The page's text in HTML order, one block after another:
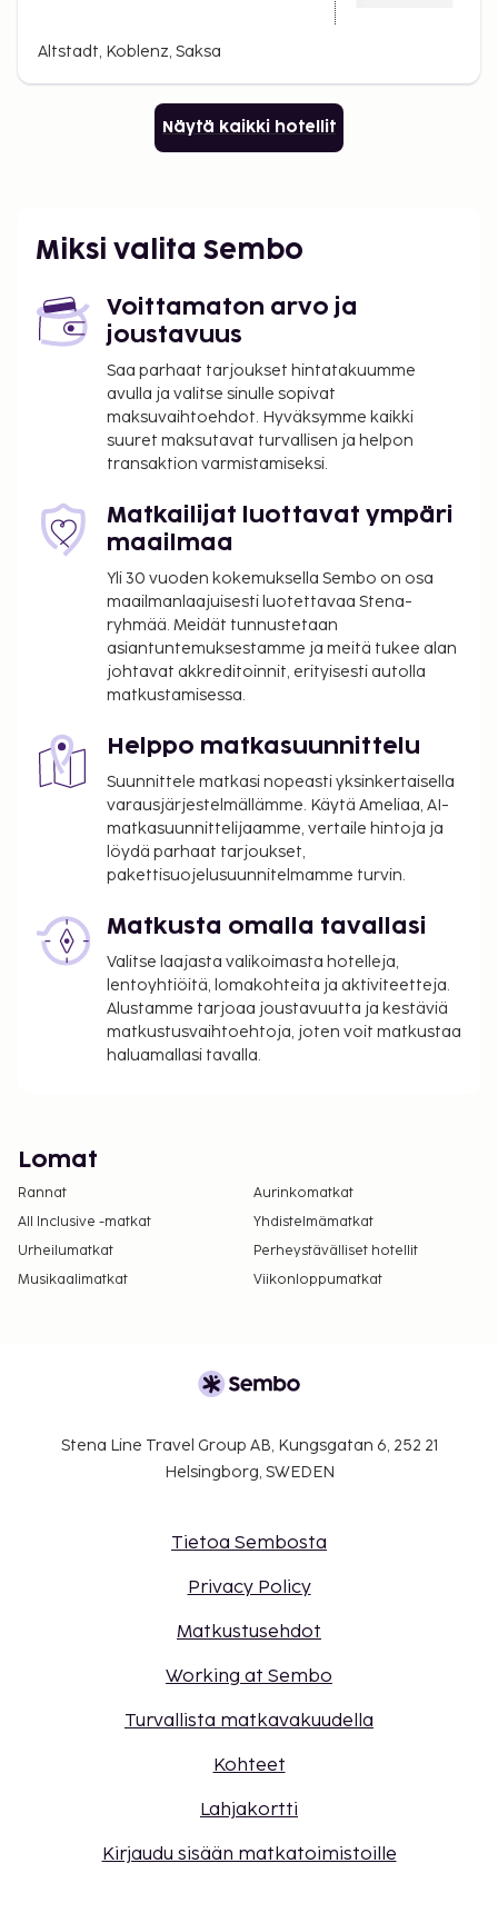
Altstadt, Koblenz, Saksa
Näytä kaikki hotellit
Miksi valita Sembo
Voittamaton arvo ja
joustavuus
Saa parhaat tarjoukset hintatakuumme
avulla ja valitse sinulle sopivat
maksuvaihtoehdot. Hyväksymme kaikki
suuret maksutavat turvallisen ja helpon
transaktion varmistamiseksi.
Matkailijat luottavat ympäri
maailmaa
Yli 30 vuoden kokemuksella Sembo on osa
maailmanlaajuisesti luotettavaa Stena-
ryhmää. Meidät tunnustetaan
asiantuntemuksestamme ja meitä tukee alan
johtavat akkreditoinnit, erityisesti autolla
matkustamisessa.
Helppo matkasuunnittelu
Suunnittele matkasi nopeasti yksinkertaisella
varausjärjestelmällämme. Käytä Ameliaa, AI-
matkasuunnittelijaamme, vertaile hintoja ja
löydä parhaat tarjoukset,
pakettisuojelusuunnitelmamme turvin.
Matkusta omalla tavallasi
Valitse laajasta valikoimasta hotelleja,
lentoyhtiöitä, lomakohteita ja aktiviteetteja.
Alustamme tarjoaa joustavuutta ja kestäviä
matkustusvaihtoehtoja, joten voit matkustaa
haluamallasi tavalla.
Lomat
Rannat
Aurinkomatkat
All Inclusive -matkat
Yhdistelmämatkat
Urheilumatkat
Perheystävälliset hotellit
Musikaalimatkat
Viikonloppumatkat
Stena Line Travel Group AB, Kungsgatan 6, 252 21
Helsingborg, SWEDEN
Tietoa Sembosta
Privacy Policy
Matkustusehdot
Working at Sembo
Turvallista matkavakuudella
Kohteet
Lahjakortti
Kirjaudu sisään matkatoimistoille